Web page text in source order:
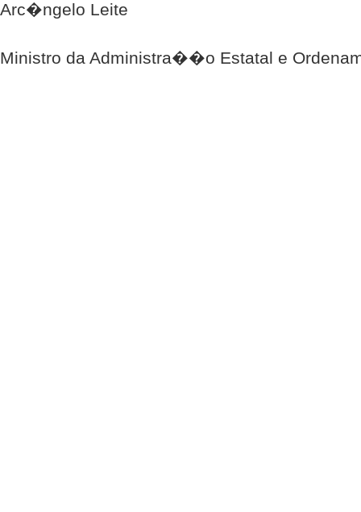
Arc�ngelo Leite
Ministro da Administra��o Estatal e